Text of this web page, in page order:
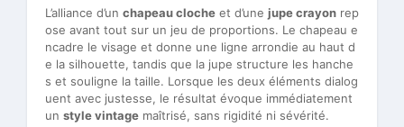
L’alliance d’un chapeau cloche et d’une jupe crayon rep
ose avant tout sur un jeu de proportions. Le chapeau e
ncadre le visage et donne une ligne arrondie au haut d
e la silhouette, tandis que la jupe structure les hanche
s et souligne la taille. Lorsque les deux éléments dialog
uent avec justesse, le résultat évoque immédiatement
un style vintage maîtrisé, sans rigidité ni sévérité.